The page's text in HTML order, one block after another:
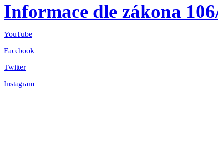
Informace dle zákona
YouTube
Facebook
Twitter
Instagram